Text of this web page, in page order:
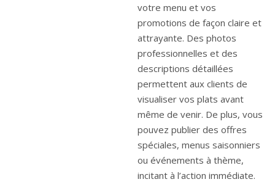
votre menu et vos
promotions de façon claire et
attrayante. Des photos
professionnelles et des
descriptions détaillées
permettent aux clients de
visualiser vos plats avant
même de venir. De plus, vous
pouvez publier des offres
spéciales, menus saisonniers
ou événements à thème,
incitant à l’action immédiate.